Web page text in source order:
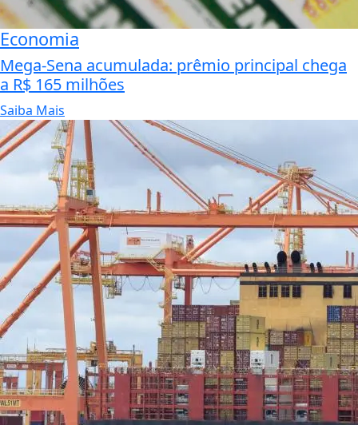
Economia
Mega-Sena acumulada: prêmio principal chega
a R$ 165 milhões
Saiba Mais